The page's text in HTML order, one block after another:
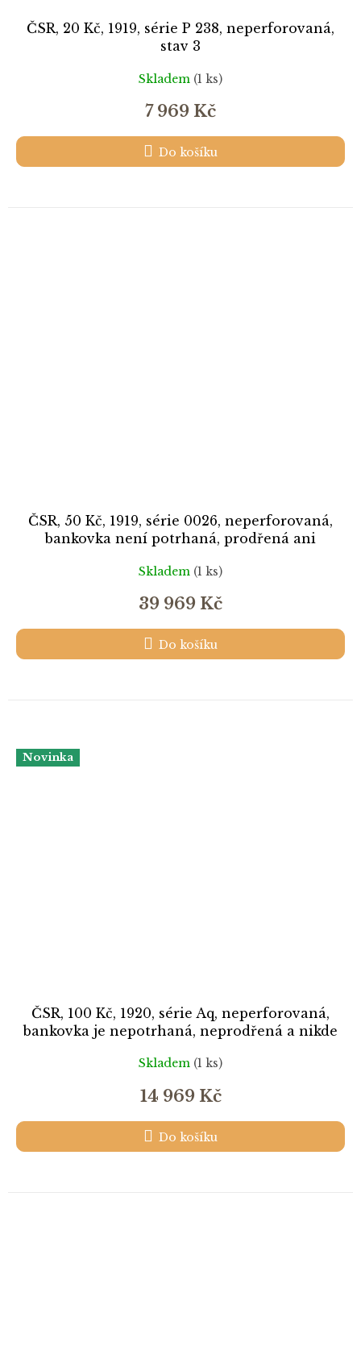
ČSR, 20 Kč, 1919, série P 238, neperforovaná,
stav 3
Skladem (1 ks)
7 969 Kč
Do košíku
ČSR, 50 Kč, 1919, série 0026, neperforovaná,
bankovka není potrhaná, prodřená ani
Skladem (1 ks)
39 969 Kč
Do košíku
Novinka
ČSR, 100 Kč, 1920, série Aq, neperforovaná,
bankovka je nepotrhaná, neprodřená a nikde
Skladem (1 ks)
14 969 Kč
Do košíku